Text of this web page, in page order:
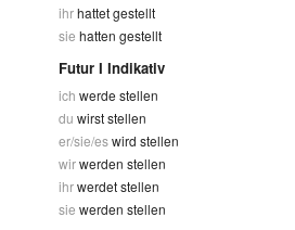
ihrhattet gestellt
sie hatten gestellt
Futur I Indikativ
ich werde stellen
du wirst stellen
er/sie/eswird stellen
wirwerden stellen
ihrwerdet stellen
sie werden stellen